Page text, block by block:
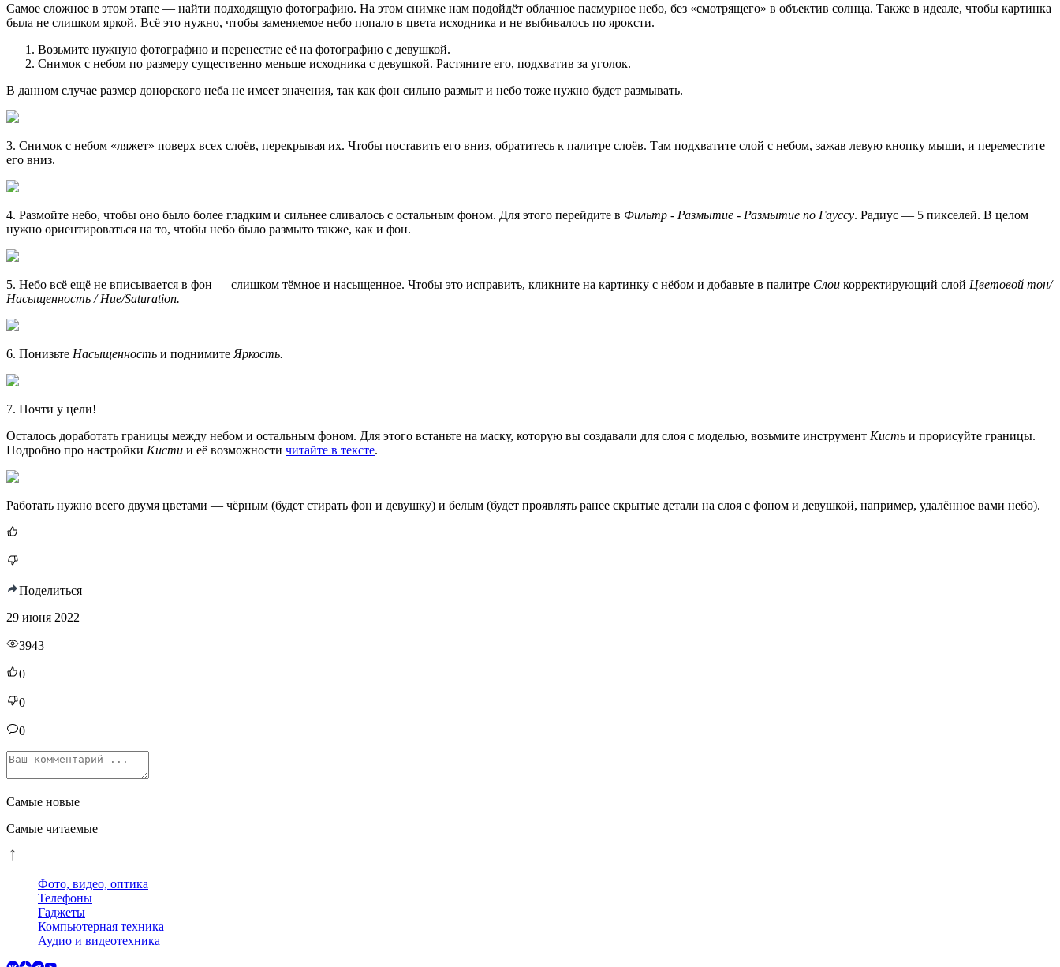
Самое сложное в этом этапе — найти подходящую фотографию. На этом снимке нам подойдёт облачное пасмурное небо, без «смотрящего» в объектив солнца. Также в идеале, чтобы картинка
была не слишком яркой. Всё это нужно, чтобы заменяемое небо попало в цвета исходника и не выбивалось по яроксти.
Возьмите нужную фотографию и перенестие её на фотографию с девушкой.
Снимок с небом по размеру существенно меньше исходника с девушкой. Растяните его, подхватив за уголок.
В данном случае размер донорского неба не имеет значения, так как фон сильно размыт и небо тоже нужно будет размывать.
3. Снимок с небом «ляжет» поверх всех слоёв, перекрывая их. Чтобы поставить его вниз, обратитесь к палитре слоёв. Там подхватите слой с небом, зажав левую кнопку мыши, и переместите
его вниз.
4. Размойте небо, чтобы оно было более гладким и сильнее сливалось с остальным фоном. Для этого перейдите в Фильтр - Размытие - Размытие по Гауссу. Радиус — 5 пикселей. В целом
нужно ориентироваться на то, чтобы небо было размыто также, как и фон.
5. Небо всё ещё не вписывается в фон — слишком тёмное и насыщенное. Чтобы это исправить, кликните на картинку с нёбом и добавьте в палитре Слои корректирующий слой Цветовой тон/
Насыщенность / Hue/Saturation.
6. Понизьте Насыщенность и поднимите Яркость.
7. Почти у цели!
Осталось доработать границы между небом и остальным фоном. Для этого встаньте на маску, которую вы создавали для слоя с моделью, возьмите инструмент Кисть и прорисуйте границы.
Подробно про настройки Кисти и её возможности читайте в тексте.
Работать нужно всего двумя цветами — чёрным (будет стирать фон и девушку) и белым (будет проявлять ранее скрытые детали на слоя с фоном и девушкой, например, удалённое вами небо).
Поделиться
29 июня 2022
3943
0
0
0
Самые новые
Самые читаемые
Фото, видео, оптика
Телефоны
Гаджеты
Компьютерная техника
Аудио и видеотехника